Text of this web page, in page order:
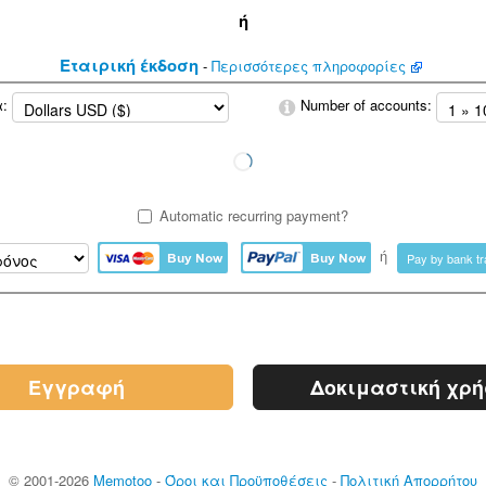
ή
Εταιρική έκδοση- Περισσότερες πληροφορίες
Number of accounts:
Automatic recurring payment?
ή
Pay by bank
Εγγραφή Δοκιμαστική
© 2001-2026 Memotoo - Όροι και Προϋποθέσεις - Πολιτική Απορρήτου